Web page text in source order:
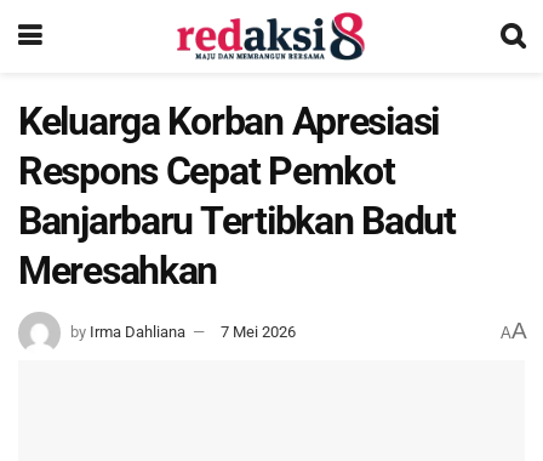
Keluarga Korban Apresiasi
Respons Cepat Pemkot
Banjarbaru Tertibkan Badut
Meresahkan
by Irma Dahliana 7 Mei 2026 AA